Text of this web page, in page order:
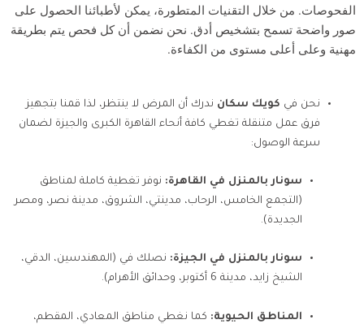
الفحوصات. من خلال التقنيات المتطورة، يمكن لأطبائنا الحصول على
صور واضحة تسمح بتشخيص أدق. نحن نضمن أن كل فحص يتم بطريقة
مهنية وعلى أعلى مستوى من الكفاءة.
نحن في كويك سكان ندرك أن المرض لا ينتظر، لذا قمنا بتجهيز
فرق عمل متنقلة تغطي كافة أنحاء القاهرة الكبرى والجيزة لضمان
سرعة الوصول:
سونار بالمنزل في القاهرة: نوفر تغطية كاملة لمناطق
(التجمع الخامس، الرحاب، مدينتي، الشروق، مدينة نصر، ومصر
الجديدة).
سونار بالمنزل في الجيزة: نصلك في (المهندسين، الدقي،
الشيخ زايد، مدينة 6 أكتوبر، وحدائق الأهرام).
المناطق الحيوية: كما نغطي مناطق المعادي، المقطم،